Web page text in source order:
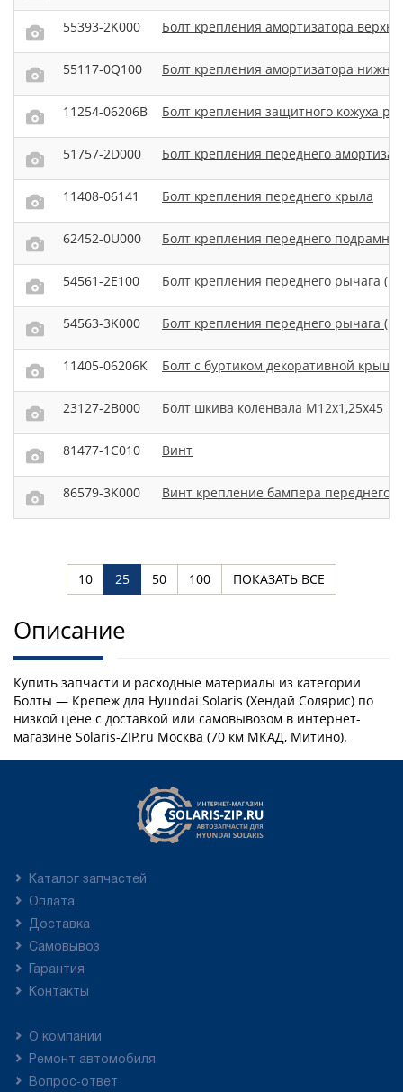
55393-2K000 Болт крепления амортизатора
55117-0Q100 Болт крепления амортизатора
11254-06206B Болт крепления защитного кожуха
51757-2D000 Болт крепления переднего
11408-06141 Болт крепления переднего крыла
62452-0U000 Болт крепления переднего
54561-2E100 Болт крепления переднего рычага (в
54563-3K000 Болт крепления переднего рычага
11405-06206K Болт с буртиком декоративной
23127-2B000 Болт шкива коленвала М12х1,25х45
81477-1C010 Винт
86579-3K000 Винт крепление бампера переднего
10 25 50 100 ПОКАЗАТЬ ВСЕ
Описание
Купить запчасти и расходные материалы из категории
Болты — Крепеж для Hyundai Solaris (Хендай Солярис) по
низкой цене с доставкой или самовывозом в интернет-
магазине Solaris-ZIP.ru Москва (70 км МКАД, Митино).
Каталог запчастей
Оплата
Доставка
Самовывоз
Гарантия
Контакты
О компании
Ремонт автомобиля
Вопрос-ответ